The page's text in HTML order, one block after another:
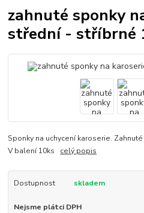
zahnuté sponky
střední - stříbrné
Sponky na uchycení karoserie.
V balení 10ks celý popis
Dostupnost skladem
Nejsme plátci DPH